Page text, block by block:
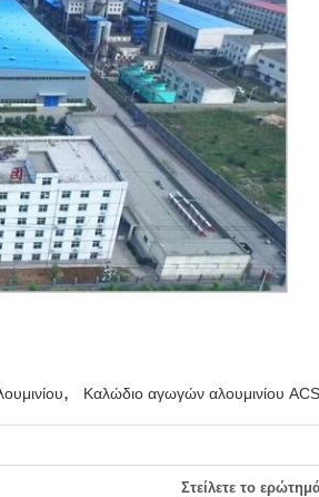
, Καλώδιο αγωγών αλουμινίου
Στείλετε το